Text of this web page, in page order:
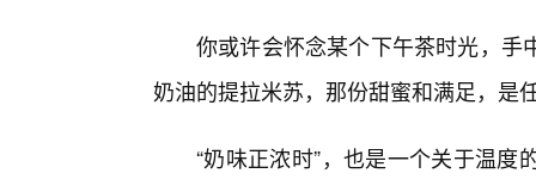
你或许会怀念某个下午茶时光，手
奶油的提拉米苏，那份甜蜜和满足，是
“奶味正浓时”，也是一个关于温